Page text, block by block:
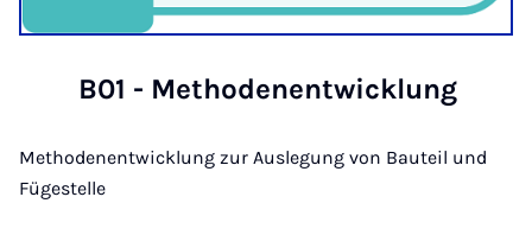
B01 - Me­tho­den­ent­wick­lung
Methodenentwicklung zur Auslegung von Bauteil und
Fügestelle